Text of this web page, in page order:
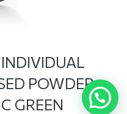
POWDER
GREEN